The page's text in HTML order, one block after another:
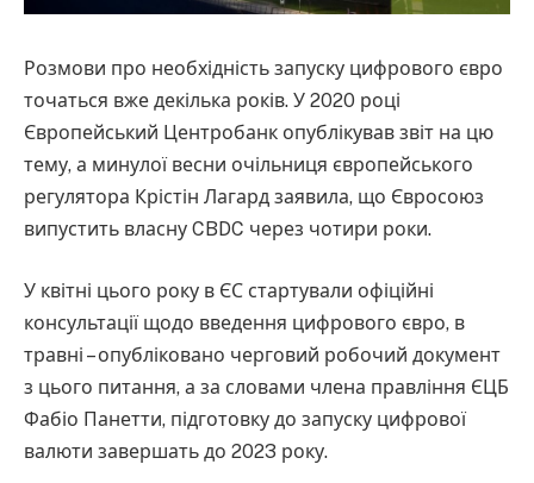
Розмови про необхідність запуску цифрового євро
точаться вже декілька років. У 2020 році
Європейський Центробанк опублікував звіт на цю
тему, а минулої весни очільниця європейського
регулятора Крістін Лагард заявила, що Євросоюз
випустить власну CBDC через чотири роки.
У квітні цього року в ЄС стартували офіційні
консультації щодо введення цифрового євро, в
травні – опубліковано черговий робочий документ
з цього питання, а за словами члена правління ЄЦБ
Фабіо Панетти, підготовку до запуску цифрової
валюти завершать до 2023 року.